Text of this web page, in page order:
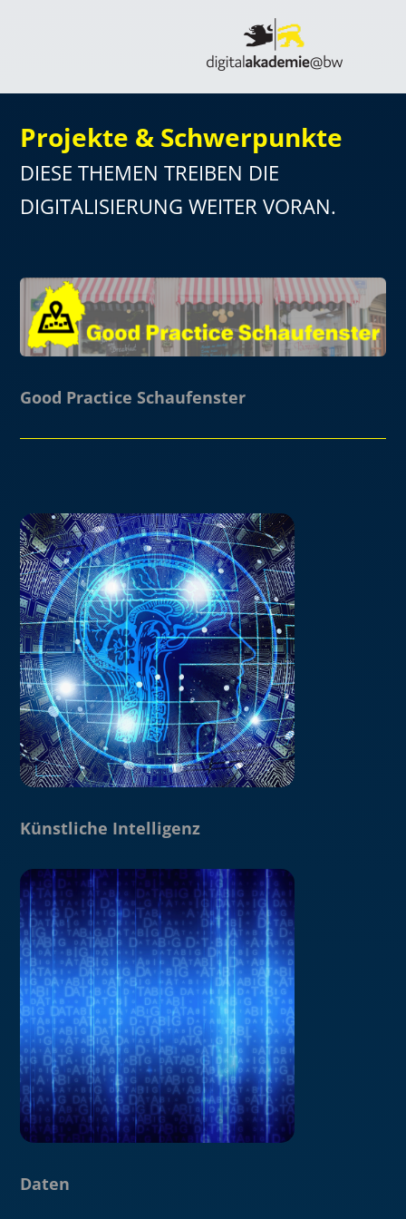
Projekte & Schwerpunkte
DIESE THEMEN TREIBEN DIE
DIGITALISIERUNG WEITER VORAN.
Good Practice Schaufenster
Künstliche Intelligenz
Daten